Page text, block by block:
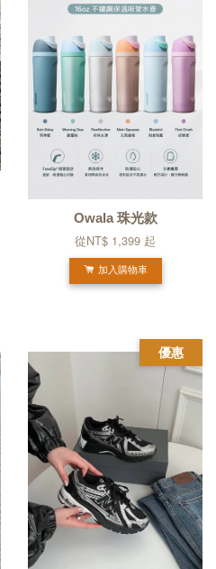
Owala 珠光款
從NT$ 1,399 起
加入購物車
優惠